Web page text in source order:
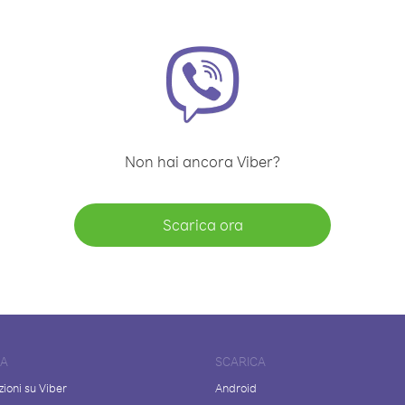
Non hai ancora Viber?
Scarica ora
su Viber
SCARICA
Android